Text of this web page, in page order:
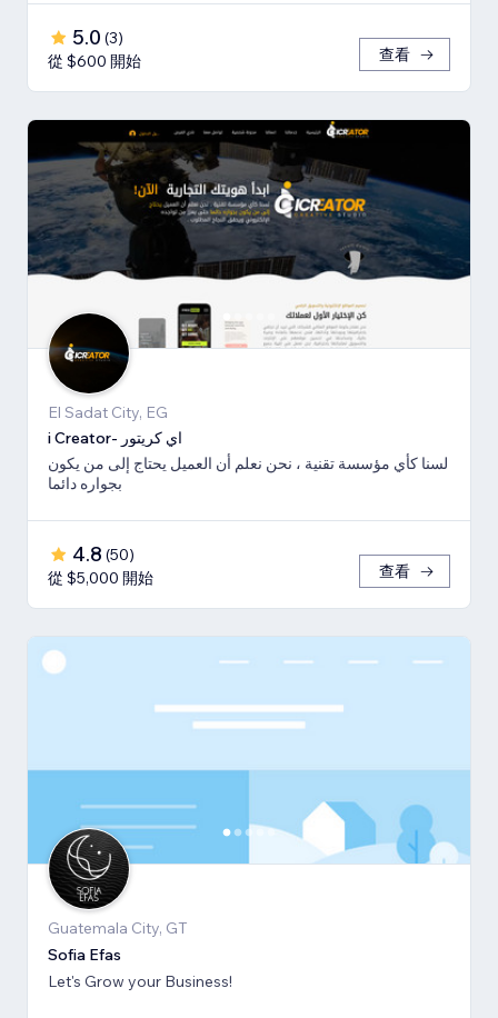
5.0 (3)
從 $600 開始
查看
El Sadat City, EG
i Creator- اي كريتور
لسنا كأي مؤسسة تقنية ، نحن نعلم أن العميل يحتاج إلى من يكون
بجواره دائما
4.8 (50)
從 $5,000 開始
查看
Guatemala City, GT
Sofia Efas
Let's Grow your Business!